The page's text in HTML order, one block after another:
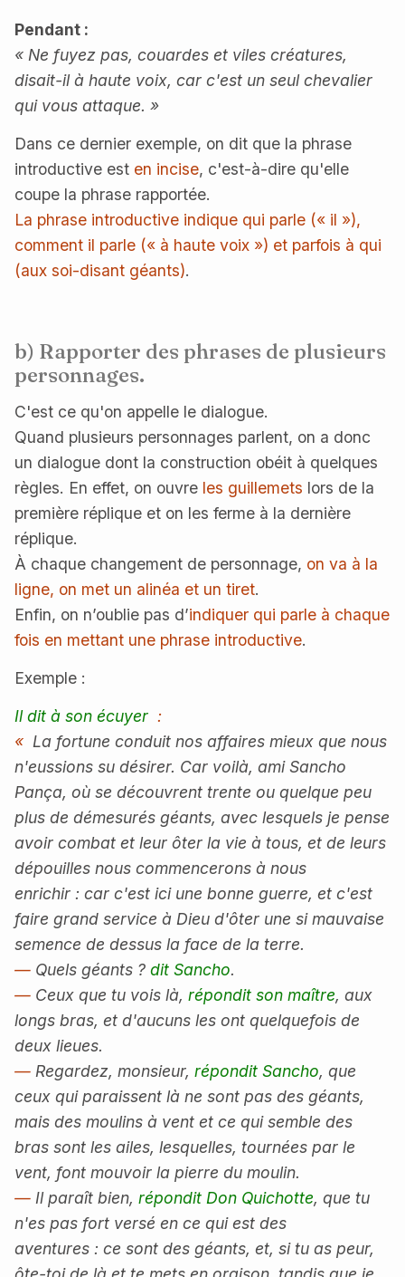
Pendant :
« Ne fuyez pas, couardes et viles créatures,
disait-il à haute voix, car c'est un seul chevalier
qui vous attaque. »
Dans ce dernier exemple, on dit que la phrase
introductive est en incise, c'est-à-dire qu'elle
coupe la phrase rapportée.
La phrase introductive indique qui parle (« il »),
comment il parle (« à haute voix ») et parfois à qui
(aux soi-disant géants).
b) Rapporter des phrases de plusieurs
personnages.
C'est ce qu'on appelle le dialogue.
Quand plusieurs personnages parlent, on a donc
un dialogue dont la construction obéit à quelques
règles. En effet, on ouvre les guillemets lors de la
première réplique et on les ferme à la dernière
réplique.
À chaque changement de personnage, on va à la
ligne, on met un alinéa et un tiret.
Enfin, on n’oublie pas d’indiquer qui parle à chaque
fois en mettant une phrase introductive.
Exemple :
Il dit à son écuyer :
« La fortune conduit nos affaires mieux que nous
n'eussions su désirer. Car voilà, ami Sancho
Pança, où se découvrent trente ou quelque peu
plus de démesurés géants, avec lesquels je pense
avoir combat et leur ôter la vie à tous, et de leurs
dépouilles nous commencerons à nous
enrichir : car c'est ici une bonne guerre, et c'est
faire grand service à Dieu d'ôter une si mauvaise
semence de dessus la face de la terre.
— Quels géants ? dit Sancho.
— Ceux que tu vois là, répondit son maître, aux
longs bras, et d'aucuns les ont quelquefois de
deux lieues.
— Regardez, monsieur, répondit Sancho, que
ceux qui paraissent là ne sont pas des géants,
mais des moulins à vent et ce qui semble des
bras sont les ailes, lesquelles, tournées par le
vent, font mouvoir la pierre du moulin.
— Il paraît bien, répondit Don Quichotte, que tu
n'es pas fort versé en ce qui est des
aventures : ce sont des géants, et, si tu as peur,